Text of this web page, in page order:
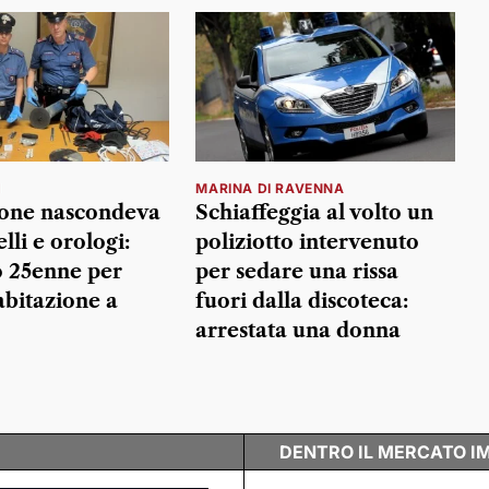
nascondeva
e orologi:
25enne per
a
MARINA DI RAVENNA
Schiaffeggia al volto un
poliziotto intervenuto
per sedare una rissa
fuori dalla discoteca:
arrestata una donna
DENTRO IL MERCATO